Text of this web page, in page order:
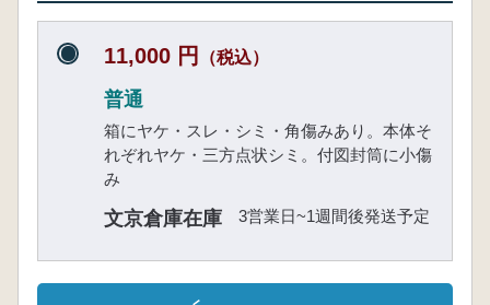
11,000 円 （税込）
普通
箱にヤケ・スレ・シミ・角傷みあり。本体そ
れぞれヤケ・三方点状シミ。付図封筒に小傷
み
文京倉庫在庫 3営業日~1週間後発送予定